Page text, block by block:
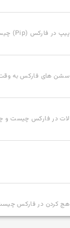
پیپ در فارکس (Pip) چیست؟
سشن های فارکس به وقت
لات در فارکس چیست و
هج کردن در فارکس